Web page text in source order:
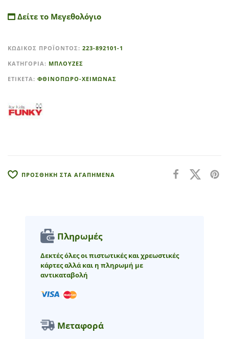
Δείτε το Μεγεθολόγιο
l
t
e
a
:
ΚΩΔΙΚΌΣ ΠΡΟΪΌΝΤΟΣ: 223-892101-1
ΚΑΤΗΓΟΡΊΑ: ΜΠΛΟΥΖΕΣ
ΕΤΙΚΈΤΑ: ΦΘΙΝΟΠΩΡΟ-ΧΕΙΜΩΝΑΣ
ΠΡΟΣΘΗΚΗ ΣΤΑ ΑΓΑΠΗΜΕΝΑ
Πληρωμές
Δεκτές όλες οι πιστωτικές και χρεωστικές
κάρτες αλλά και η πληρωμή με
αντικαταβολή
Μεταφορά